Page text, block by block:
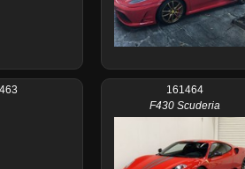
161464
F430 Scuderia